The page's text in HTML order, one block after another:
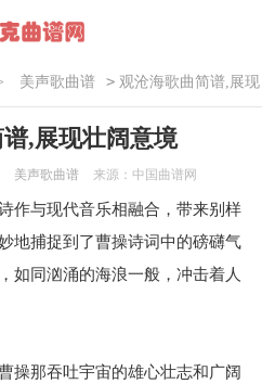
美声歌曲谱 > 观沧海歌曲简谱,展现
,展现壮阔意境
美声歌曲谱 来源：中国曲谱网
作与现代音乐相融合，带来别样
地捕捉到了曹操诗词中的磅礴气
如同汹涌的海浪一般，冲击着人
操那吞吐宇宙的雄心壮志和广阔